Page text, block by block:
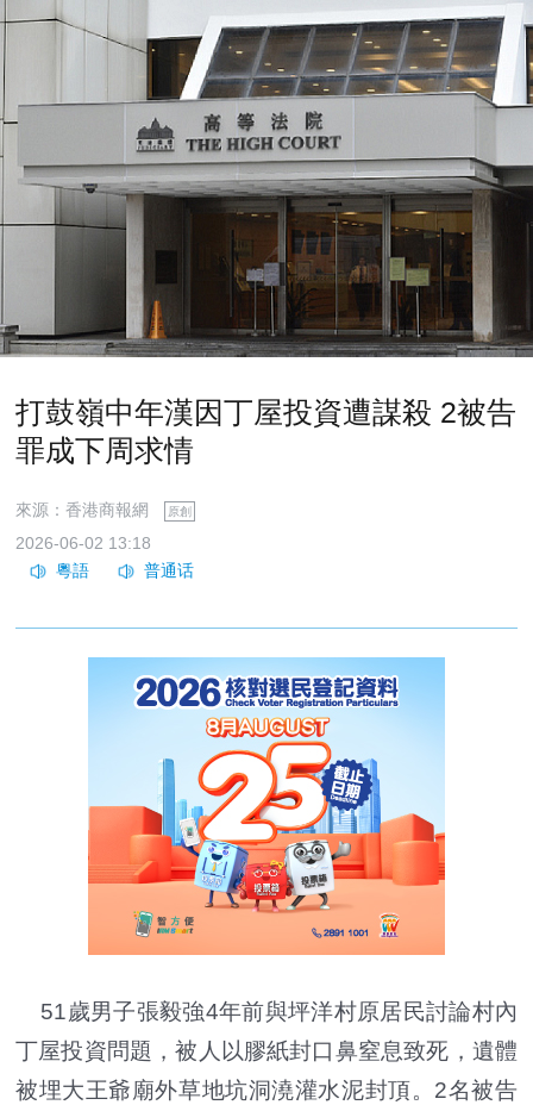
打鼓嶺中年漢因丁屋投資遭謀殺 2被告
罪成下周求情
來源：香港商報網 原創
2026-06-02 13:18
51歲男子張毅強4年前與坪洋村原居民討論村內
丁屋投資問題，被人以膠紙封口鼻窒息致死，遺體
被埋大王爺廟外草地坑洞澆灌水泥封頂。2名被告